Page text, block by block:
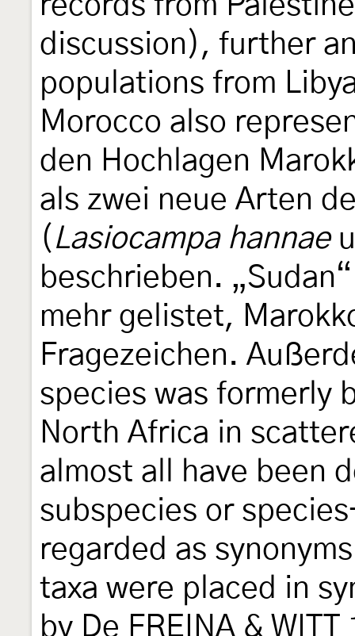
discussion), further
populations from
Morocco also
den Hochlagen
als zwei neue Arten
( Lasiocampa hannae
beschrieben.
mehr gelistet,
Fragezeichen.
species was formerly
North Africa in
almost all have been
subspecies or
regarded as
taxa were placed in
by De FREINA &